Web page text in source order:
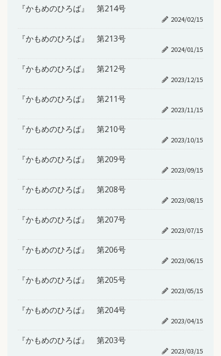
『かもめのひろば』 第214号
2024/02/15
『かもめのひろば』 第213号
2024/01/15
『かもめのひろば』 第212号
2023/12/15
『かもめのひろば』 第211号
2023/11/15
『かもめのひろば』 第210号
2023/10/15
『かもめのひろば』 第209号
2023/09/15
『かもめのひろば』 第208号
2023/08/15
『かもめのひろば』 第207号
2023/07/15
『かもめのひろば』 第206号
2023/06/15
『かもめのひろば』 第205号
2023/05/15
『かもめのひろば』 第204号
2023/04/15
『かもめのひろば』 第203号
2023/03/15